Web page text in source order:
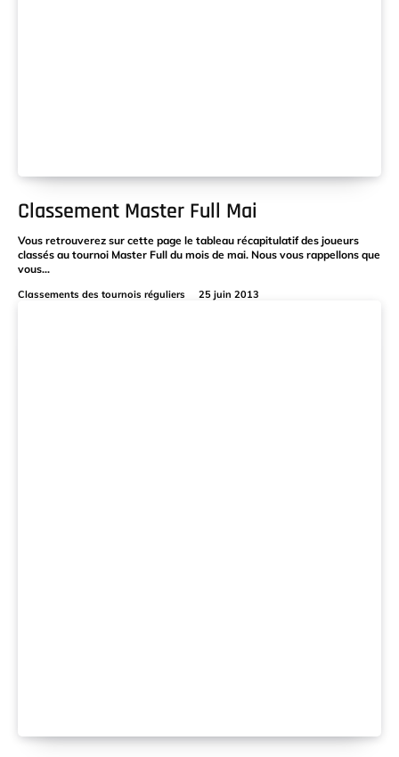
Classement Master Full Mai
Vous retrouverez sur cette page le tableau récapitulatif des joueurs
classés au tournoi Master Full du mois de mai. Nous vous rappellons que
vous...
Classements des tournois réguliers 25 juin 2013